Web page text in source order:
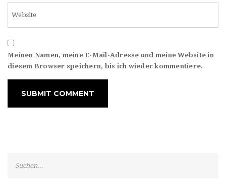
Meinen Namen, meine E-Mail-Adresse und meine Website in
diesem Browser speichern, bis ich wieder kommentiere.